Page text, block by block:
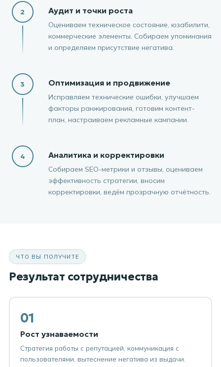
2 Аудит и точки роста
Оцениваем техническое состояние, юзабилити,
коммерческие элементы. Собираем упоминания
и определяем присутствие негатива.
3 Оптимизация и продвижение
Исправляем технические ошибки, улучшаем
факторы ранжирования, готовим контент-
план, настраиваем рекламные кампании.
4 Аналитика и корректировки
Собираем SEO-метрики и отзывы, оцениваем
эффективность стратегии, вносим
корректировки, ведём прозрачную отчётность.
ЧТО ВЫ ПОЛУЧИТЕ
Результат сотрудничества
01
Рост узнаваемости
Стратегия работы с репутацией, коммуникация с
пользователями, вытеснение негатива из выдачи.